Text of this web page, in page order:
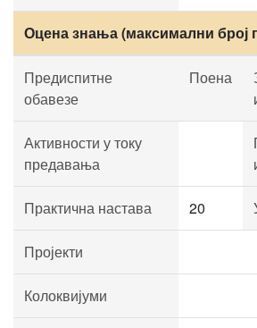
Оцена знања (максимални број
Предиспитне
обавезе
Поена
Активности у току
предавања
Практична настава 20
Пројекти
Колоквијуми